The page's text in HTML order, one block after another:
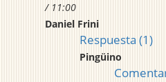
/ 11:00
Daniel Frini
Respuesta (1)
Pingüino